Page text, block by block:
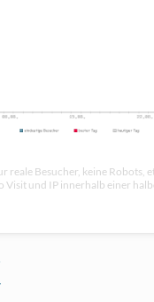
reale Besucher, keine Robots,
Visit und IP innerhalb einer